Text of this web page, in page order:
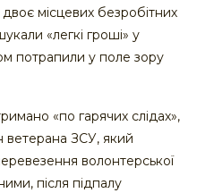
місцевих безробітних
«легкі гроші» у
потрапили у поле зору
«по гарячих слідах»,
ветерана ЗСУ, який
волонтерської
після підпалу